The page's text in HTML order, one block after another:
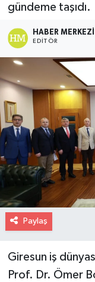
gündeme taşıdı.
HABER MERKEZI
EDITÖR
Paylaş
Giresun iş
Prof. Dr. Ömer